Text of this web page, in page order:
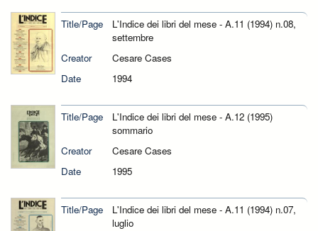
Title/Page
L'Indice dei libri del mese - A.11 (1994) n.08,
settembre
Creator
Cesare Cases
Date
1994
Title/Page
L'Indice dei libri del mese - A.12 (1995)
sommario
Creator
Cesare Cases
Date
1995
Title/Page
L'Indice dei libri del mese - A.11 (1994) n.07,
luglio